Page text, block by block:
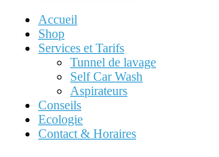
Accueil
Shop
Services et Tarifs
Tunnel de lavage
Self Car Wash
Aspirateurs
Conseils
Ecologie
Contact & Horaires